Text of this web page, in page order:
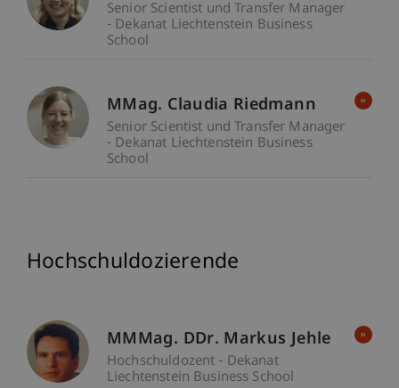
Senior Scientist und Transfer Manager
- Dekanat Liechtenstein Business
School
MMag. Claudia Riedmann
Senior Scientist und Transfer Manager
- Dekanat Liechtenstein Business
School
Hochschuldozierende
MMMag. DDr. Markus Jehle
Hochschuldozent - Dekanat
Liechtenstein Business School